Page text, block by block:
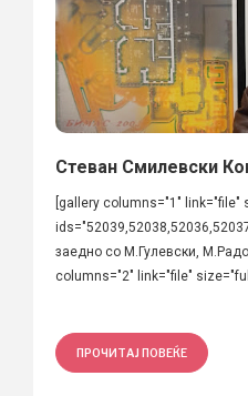
Стеван Смилевски
[gallery columns="1" link="file"
заедно со М.Гулевски,
columns="2" link="file"
ПРОЧИТАЈ ПОВЕЌЕ